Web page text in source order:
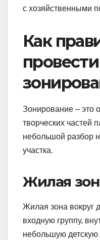
с хозяйственными
Как
провести
Зонирование – это
творческих частей
небольшой разбор
участка.
Жилая
Жилая зона вокруг
входную группу,
небольшую